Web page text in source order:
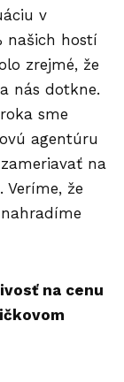
v
našich hostí
zrejmé, že
nás dotkne.
sme
agentúru
na
Veríme, že
nahradíme
na cenu